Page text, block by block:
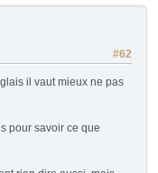
#62
il vaut mieux ne pas
pour savoir ce que